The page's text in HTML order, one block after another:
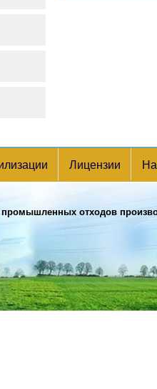
Лицензии
промышленных отходов